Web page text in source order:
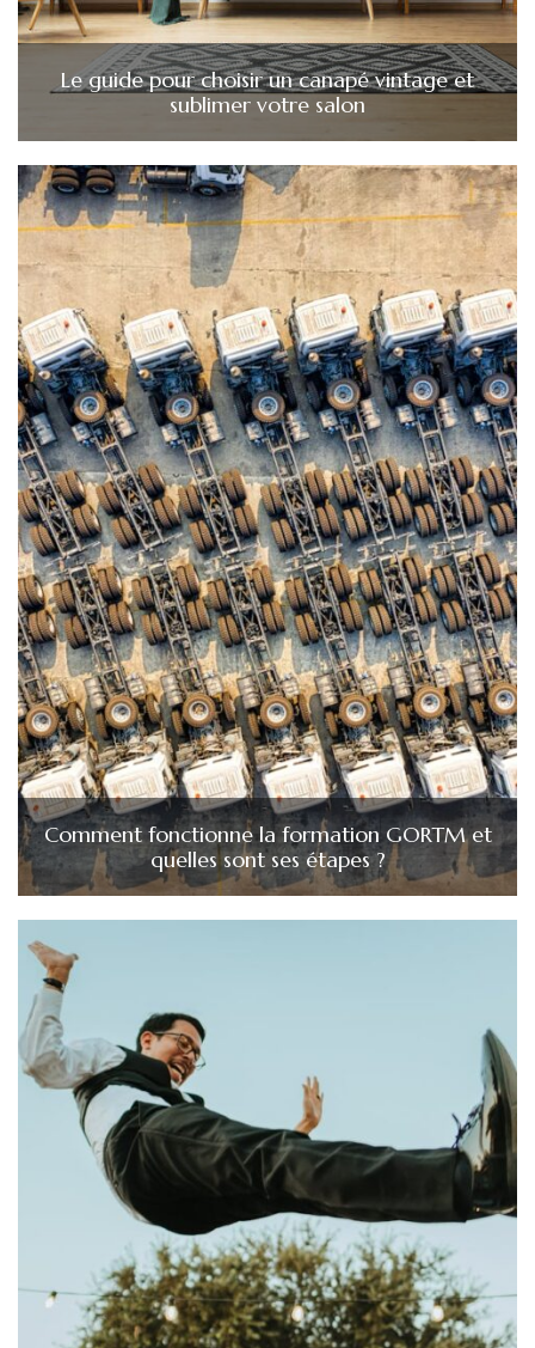
Le guide pour choisir un canapé vintage et
sublimer votre salon
Comment fonctionne la formation GORTM et
quelles sont ses étapes ?